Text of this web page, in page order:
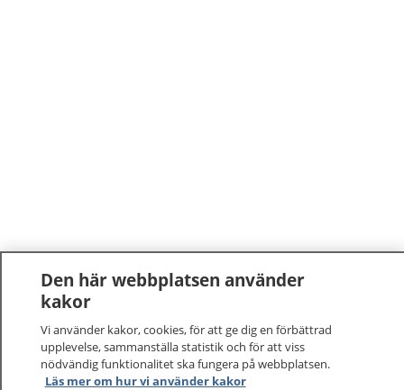
Den här webbplatsen använder
kakor
Vi använder kakor, cookies, för att ge dig en förbättrad
upplevelse, sammanställa statistik och för att viss
nödvändig funktionalitet ska fungera på webbplatsen.
Läs mer om hur vi använder kakor